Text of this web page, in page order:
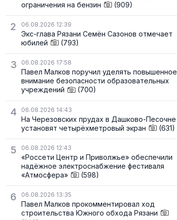
ограничения на бензин
(909)
2 06.08.2026 12:39
Экс-глава Рязани Семён Сазонов отмечает
юбилей
(793)
3 06.08.2026 17:58
Павел Малков поручил уделять повышенное
внимание безопасности образовательных
учреждений
(700)
4 06.08.2026 14:43
На Черезовских прудах в Дашково-Песочне
установят четырёхметровый экран
(631)
5 06.08.2026 12:43
«Россети Центр и Приволжье» обеспечили
надёжное электроснабжение фестиваля
«Атмосфера»
(598)
6 06.08.2026 13:35
Павел Малков прокомментировал ход
строительства Южного обхода Рязани